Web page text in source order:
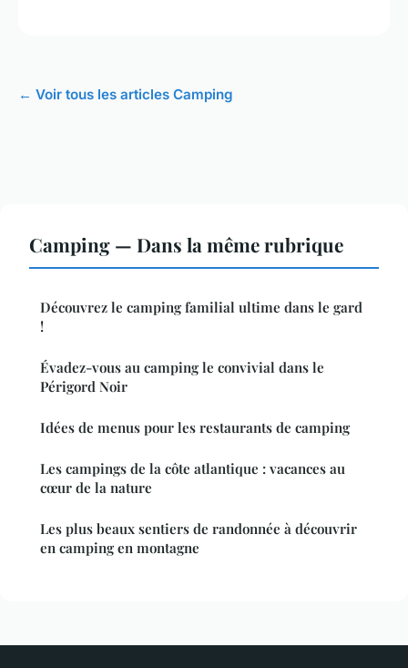
← Voir tous les articles Camping
Camping — Dans la même rubrique
Découvrez le camping familial ultime dans le gard
!
Évadez-vous au camping le convivial dans le
Périgord Noir
Idées de menus pour les restaurants de camping
Les campings de la côte atlantique : vacances au
cœur de la nature
Les plus beaux sentiers de randonnée à découvrir
en camping en montagne